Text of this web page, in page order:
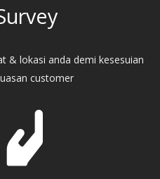
& lokasi anda demi kesesuian
customer